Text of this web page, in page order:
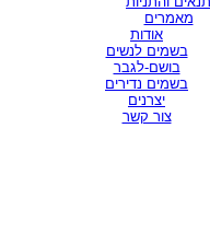
מאמרים
אודות
בשמים לנשים
בושם-לגבר
בשמים נדירים
יצרנים
צור קשר